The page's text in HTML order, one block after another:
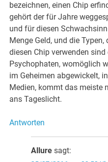
bezeichnen, einen Chip
gehört der für Jahre
und für diesen
Menge Geld, und die Typen,
diesen Chip verwenden
Psychophaten, womöglich
im Geheimen abgewickelt,
Medien, kommt das meiste
ans Tageslicht.
Antworten
Allure sagt: